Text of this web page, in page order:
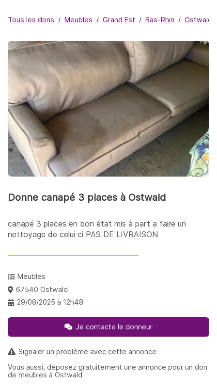
Tous les dons Meubles Grand Est Bas-Rhin Ostwald
Donne canapé 3 places à Ostwald
canapé 3 places en bon état mis à part a faire un
nettoyage de celui ci PAS DE LIVRAISON
Meubles
67540 Ostwald
29/08/2025 à 12h48
Je contacte le donneur
Signaler un problème avec cette annonce
Vous aussi, déposez gratuitement une annonce pour un don
de meubles à Ostwald